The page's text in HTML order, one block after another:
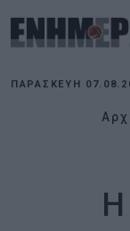
ΠΑΡΑΣΚΕΥΉ
Η